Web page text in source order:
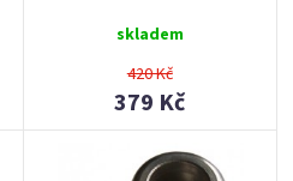
skladem
420 Kč
379 Kč